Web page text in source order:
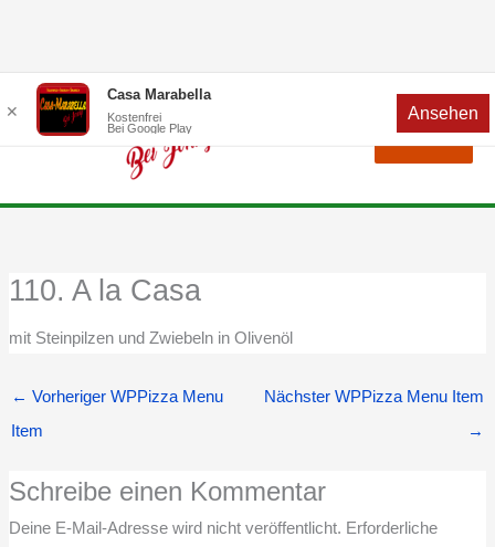
Inhalt
Menü
110. A la Casa
mit Steinpilzen und Zwiebeln in Olivenöl
← Vorheriger WPPizza Menu
Item
Nächster WPPizza Menu Item
→
Schreibe einen Kommentar
Deine E-Mail-Adresse wird nicht veröffentlicht. Erforderliche
✕
Casa Marabella
Kostenfrei
Bei Google Play
Ansehen